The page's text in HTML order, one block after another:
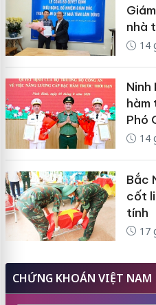
nhà
14
Ninh
hàm
Phó
14
Bắc
cốt
tính
17
CHỨNG KHOÁN VIỆT NAM